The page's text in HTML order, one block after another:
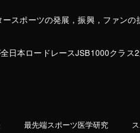
スポーツの発展，振興，ファン
本ロードレースJSB1000クラス
最先端スポーツ医学研究